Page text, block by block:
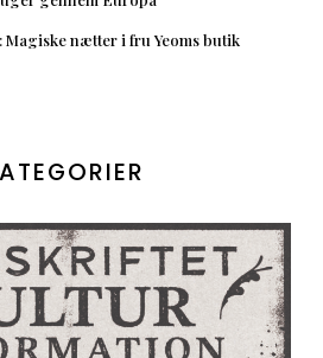
Magiske nætter i fru Yeoms butik